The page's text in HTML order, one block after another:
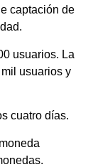
captación de
usuarios. La
usuarios y
cuatro días.